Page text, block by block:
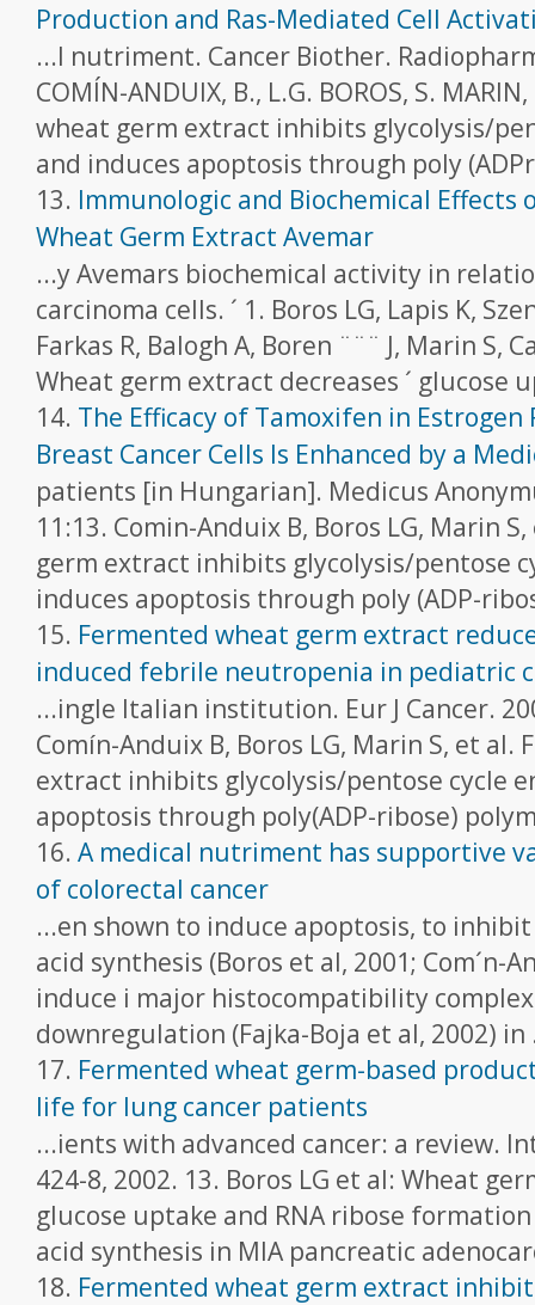
Production and Ras-Mediated Cell
...l nutriment. Cancer Biother.
COMÍN-ANDUIX, B., L.G. BOROS, S.
wheat germ extract inhibits glycolysis/
and induces apoptosis through poly
13. Immunologic and Biochemical Effects
Wheat Germ Extract Avemar
...y Avemars biochemical activity in
carcinoma cells. ´ 1. Boros LG, Lapis K,
Farkas R, Balogh A, Boren ¨¨¨ J, Marin S,
Wheat germ extract decreases ´ glucose
14. The Efficacy of Tamoxifen in
Breast Cancer Cells Is Enhanced by a
patients [in Hungarian]. Medicus
11:13. Comin-Anduix B, Boros LG, Marin
germ extract inhibits glycolysis/pentose
induces apoptosis through poly (ADP-
15. Fermented wheat germ extract
induced febrile neutropenia in pediatric
...ingle Italian institution. Eur J Cancer.
Comín-Anduix B, Boros LG, Marin S, et
extract inhibits glycolysis/pentose cycle
apoptosis through poly(ADP-ribose)
16. A medical nutriment has supportive
of colorectal cancer
...en shown to induce apoptosis, to
acid synthesis (Boros et al, 2001; Com´n-
induce i major histocompatibility
downregulation (Fajka-Boja et al, 2002) in
17. Fermented wheat germ-based
life for lung cancer patients
...ients with advanced cancer: a review.
424-8, 2002. 13. Boros LG et al: Wheat
glucose uptake and RNA ribose
acid synthesis in MIA pancreatic
18. Fermented wheat germ extract